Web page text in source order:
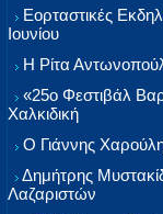
Εορταστικές
Ιουνίου
Η Ρίτα
«25ο Φεστιβάλ
Χαλκιδική
Ο Γιάννης
Δημήτρης
Λαζαριστών